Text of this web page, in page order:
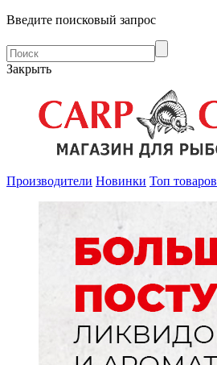
Введите поисковый запрос
Закрыть
Производители Новинки Топ товаров